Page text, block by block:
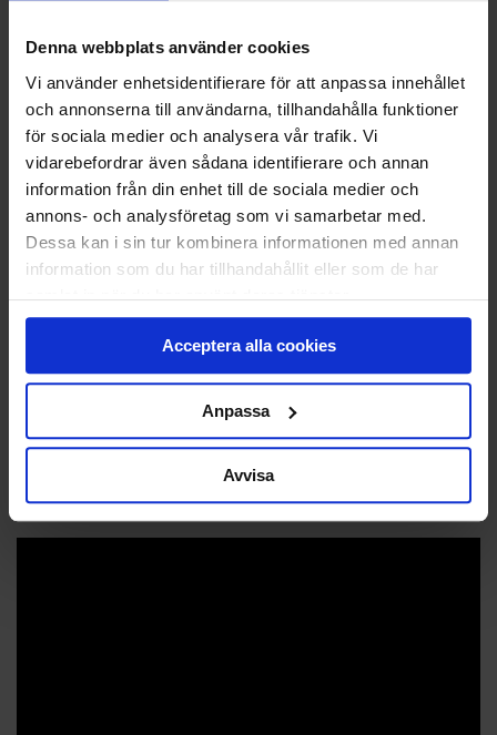
Denna webbplats använder cookies
Vi använder enhetsidentifierare för att anpassa innehållet
och annonserna till användarna, tillhandahålla funktioner
för sociala medier och analysera vår trafik. Vi
vidarebefordrar även sådana identifierare och annan
information från din enhet till de sociala medier och
annons- och analysföretag som vi samarbetar med.
Dessa kan i sin tur kombinera informationen med annan
information som du har tillhandahållit eller som de har
samlat in när du har använt deras tjänster.
Acceptera alla cookies
Anpassa
Avvisa
ATT VARA
FRANCHISETAGARE